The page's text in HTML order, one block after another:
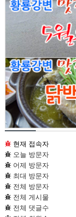
접속통계
현재 접속자
오늘 방문자
어제 방문자
최대 방문자
전체 방문자
전체 게시물
전체 댓글수